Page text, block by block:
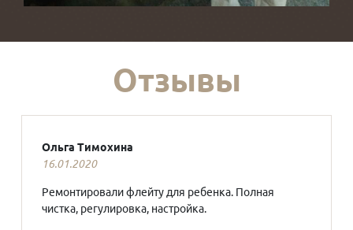
Отзывы
Ольга Тимохина
16.01.2020
Ремонтировали флейту для ребенка. Полная
чистка, регулировка, настройка.